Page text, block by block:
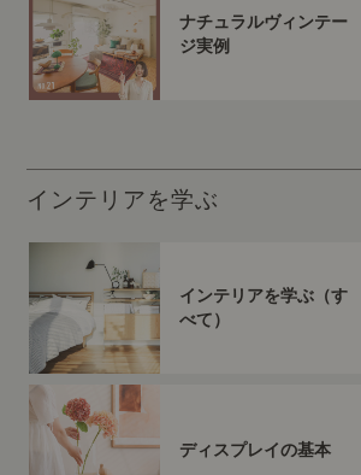
ナチュラルヴィンテー
ジ実例
インテリアを学ぶ
インテリアを学ぶ（す
べて）
ディスプレイの基本